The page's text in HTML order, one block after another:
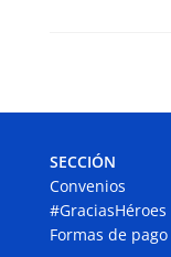
SECCIÓN
Convenios
#GraciasHéroes
Formas de pago